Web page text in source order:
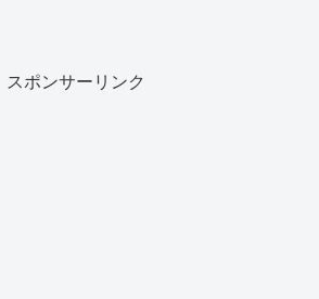
スポンサーリンク